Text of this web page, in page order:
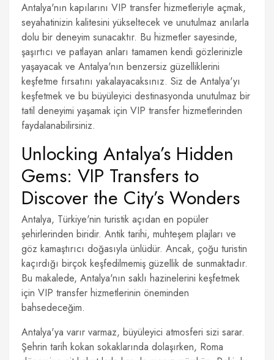
Antalya'nın kapılarını VIP transfer hizmetleriyle açmak,
seyahatinizin kalitesini yükseltecek ve unutulmaz anılarla
dolu bir deneyim sunacaktır. Bu hizmetler sayesinde,
şaşırtıcı ve patlayan anları tamamen kendi gözlerinizle
yaşayacak ve Antalya'nın benzersiz güzelliklerini
keşfetme fırsatını yakalayacaksınız. Siz de Antalya'yı
keşfetmek ve bu büyüleyici destinasyonda unutulmaz bir
tatil deneyimi yaşamak için VIP transfer hizmetlerinden
faydalanabilirsiniz.
Unlocking Antalya’s Hidden
Gems: VIP Transfers to
Discover the City’s Wonders
Antalya, Türkiye'nin turistik açıdan en popüler
şehirlerinden biridir. Antik tarihi, muhteşem plajları ve
göz kamaştırıcı doğasıyla ünlüdür. Ancak, çoğu turistin
kaçırdığı birçok keşfedilmemiş güzellik de sunmaktadır.
Bu makalede, Antalya'nın saklı hazinelerini keşfetmek
için VIP transfer hizmetlerinin öneminden
bahsedeceğim.
Antalya'ya varır varmaz, büyüleyici atmosferi sizi sarar.
Şehrin tarih kokan sokaklarında dolaşırken, Roma